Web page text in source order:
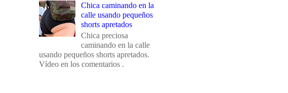
Chica caminando en la
calle usando pequeños
shorts apretados
Chica preciosa
caminando en la calle
usando pequeños shorts apretados.
Vídeo en los comentarios .